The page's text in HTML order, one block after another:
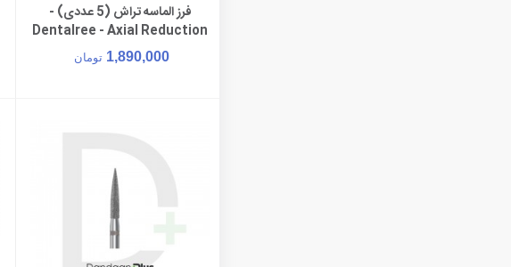
افزودن به سبد خرید
فرز الماسه تراش (5 عددی) -
Dentalree - Axial Reduction
FG 828AR
1,890,000 تومان